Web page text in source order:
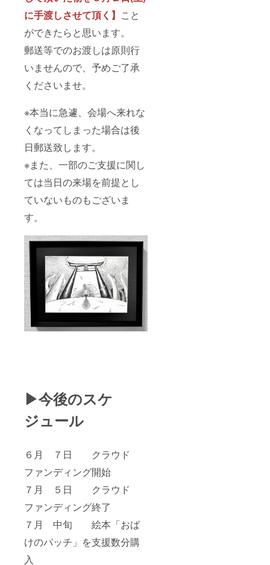
に手渡しさせて頂く】 こと
ができたらと思います。
郵送等でのお渡しは原則行
いませんので、予めご了承
くださいませ。
※本当に急遽、会場へ来れな
くなってしまった場合は後
日郵送致します。
※また、一部のご支援に関し
ては当日の来場を前提とし
ていないものもございま
す。
▶今後のスケ
ジュール
６月 ７日 クラウド
ファンディング開始
７月 ５日 クラウド
ファンディング終了
７月 中旬 絵本「おば
けのパッチ」を支援数分購
入